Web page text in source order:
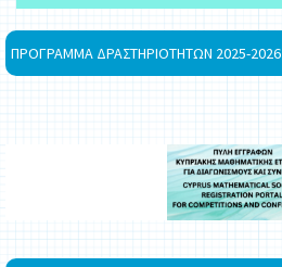
ΠΡΟΓΡΑΜΜΑ ΔΡΑΣΤΗΡΙΟΤΗΤΩΝ 2025-2026